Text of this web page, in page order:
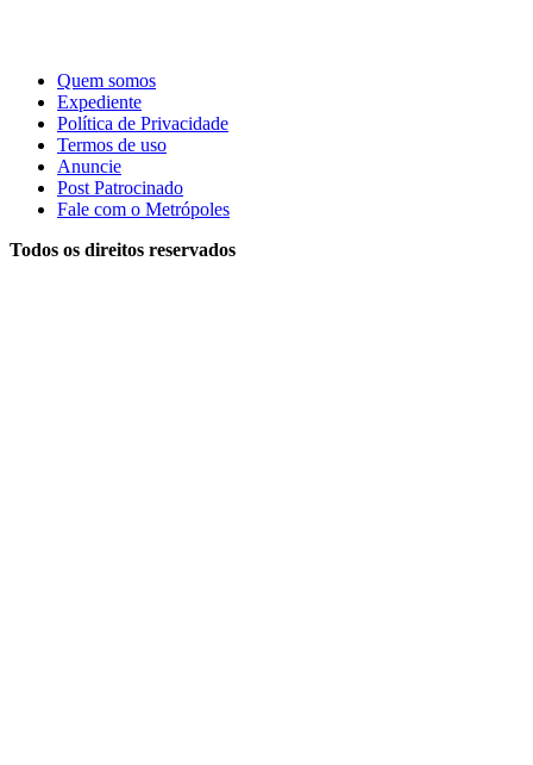
Quem somos
Expediente
Política de Privacidade
Termos de uso
Anuncie
Post Patrocinado
Fale com o Metrópoles
Todos os direitos reservados